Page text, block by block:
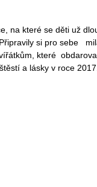
na které se děti už
si pro sebe
které
a lásky v roce 2017.